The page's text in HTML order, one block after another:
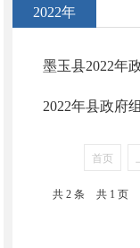
2022年
首页
共 2 条 共 1 页